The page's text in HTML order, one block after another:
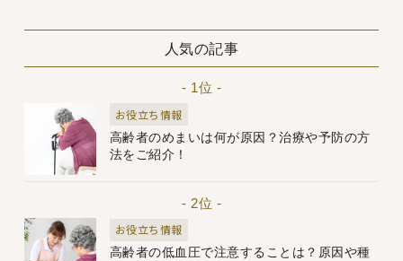
人気の記事
- 1位 -
お役立ち情報
高齢者のめまいは何が原因？治療や予防の方
法をご紹介！
- 2位 -
お役立ち情報
高齢者の低血圧で注意することは？原因や種